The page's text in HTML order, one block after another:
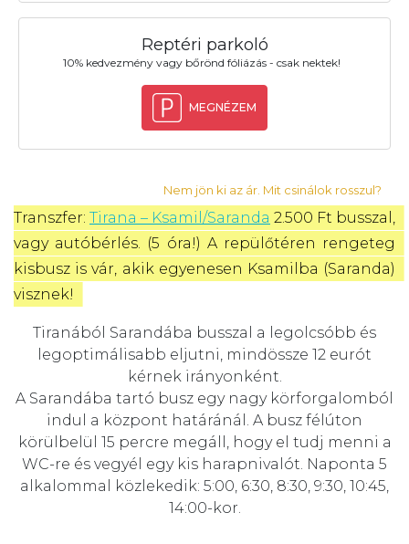
Reptéri parkoló
10% kedvezmény vagy bőrönd fóliázás - csak nektek!
MEGNÉZEM
Nem jön ki az ár. Mit csinálok rosszul?
Transzfer: Tirana – Ksamil/Saranda 2.500 Ft busszal,
vagy autóbérlés. (5 óra!) A repülőtéren rengeteg
kisbusz is vár, akik egyenesen Ksamilba (Saranda)
visznek!
Tiranából Sarandába busszal a legolcsóbb és
legoptimálisabb eljutni, mindössze 12 eurót
kérnek irányonként.
A Sarandába tartó busz egy nagy körforgalomból
indul a központ határánál. A busz félúton
körülbelül 15 percre megáll, hogy el tudj menni a
WC-re és vegyél egy kis harapnivalót. Naponta 5
alkalommal közlekedik: 5:00, 6:30, 8:30, 9:30, 10:45,
14:00-kor.